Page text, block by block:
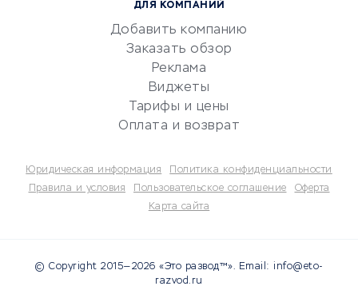
Бухгалтерия онлайн
Потребительские кредиты
ДЛЯ КОМПАНИЙ
Добавить компанию
Заказать обзор
Реклама
Виджеты
Тарифы и цены
Оплата и возврат
Юридическая информация
Политика конфиденциальности
Правила и условия
Пользовательское соглашение
Оферта
Карта сайта
© Copyright 2015—2026 «Это развод™». Email: info@eto-
razvod.ru